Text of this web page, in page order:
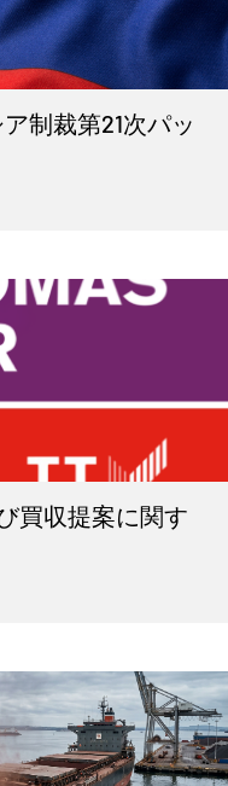
制裁第21次パッ
買収提案に関す